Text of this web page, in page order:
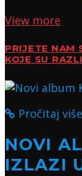
View more
PRIJETE NAM
KOJE SU
Pročitaj više
NOVI
IZLAZI